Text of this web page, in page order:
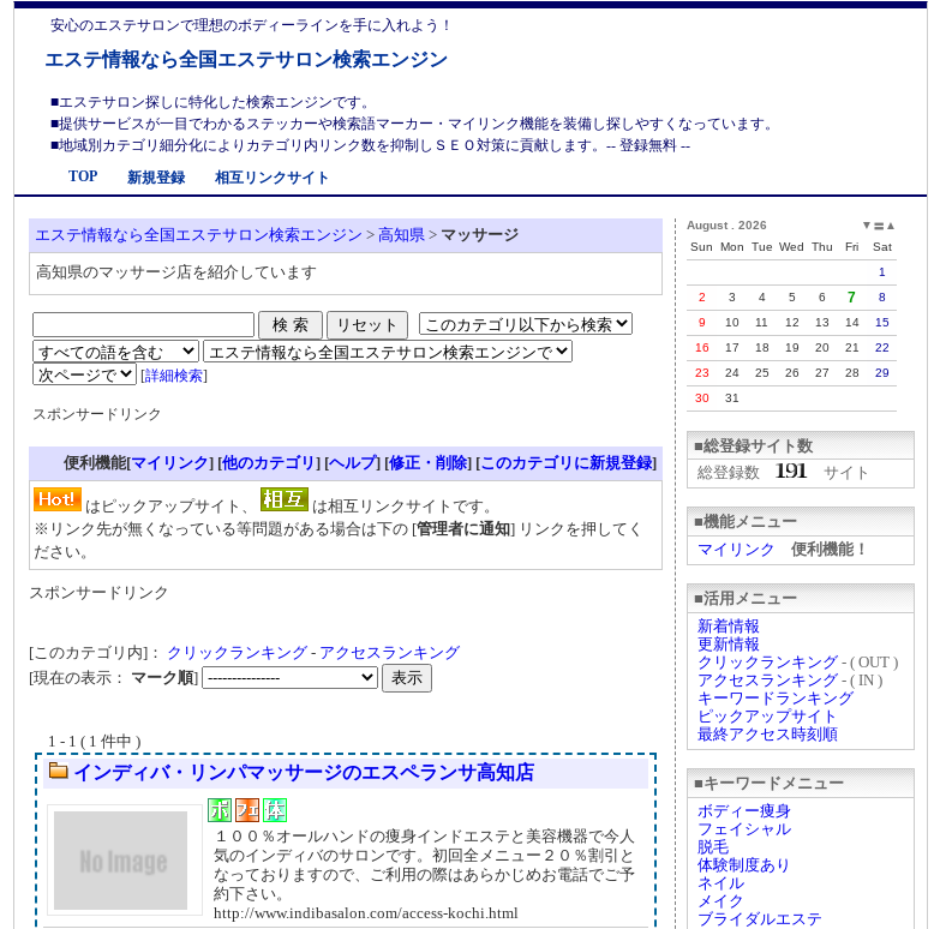
安心のエステサロンで理想のボディーラインを手に入れよう！
エステ情報なら全国エステサロン検索エンジン
■エステサロン探しに特化した検索エンジンです。
■提供サービスが一目でわかるステッカーや検索語マーカー・マイリンク機能を装備し探しやすくなっています。
■地域別カテゴリ細分化によりカテゴリ内リンク数を抑制しＳＥＯ対策に貢献します。-- 登録無料 --
TOP
新規登録 相互リンクサイト
▲
〓
▼
August . 2026
Sun
Mon Tue Wed Thu Fri
Sat
1
2
3 4 5 6 7
8
9
10 11 12 13 14
15
16
17 18 19 20 21
22
23
24 25 26 27 28
29
30
31
■総登録サイト数
総登録数
サイト
■機能メニュー
マイリンク
便利機能！
■活用メニュー
新着情報
更新情報
クリックランキング - ( OUT )
アクセスランキング - ( IN )
キーワードランキング
ピックアップサイト
最終アクセス時刻順
■キーワードメニュー
ボディー痩身
フェイシャル
脱毛
体験制度あり
ネイル
メイク
ブライダルエステ
エステ情報なら全国エステサロン検索エンジン > 高知県 > マッサージ
高知県のマッサージ店を紹介しています
[詳細検索]
スポンサードリンク
便利機能[マイリンク] [他のカテゴリ] [ヘルプ] [修正・削除] [このカテゴリに新規登録]
はピックアップサイト、
は相互リンクサイトです。
※リンク先が無くなっている等問題がある場合は下の [管理者に通知] リンクを押してく
ださい。
スポンサードリンク
[このカテゴリ内]： クリックランキング - アクセスランキング
[現在の表示： マーク順]
1 - 1 ( 1 件中 )
インディバ・リンパマッサージのエスペランサ高知店
１００％オールハンドの痩身インドエステと美容機器で今人
気のインディバのサロンです。初回全メニュー２０％割引と
なっておりますので、ご利用の際はあらかじめお電話でご予
約下さい。
http://www.indibasalon.com/access-kochi.html